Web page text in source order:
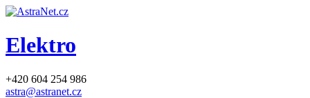
Elektro
+420 604 254 986
astra@astranet.cz